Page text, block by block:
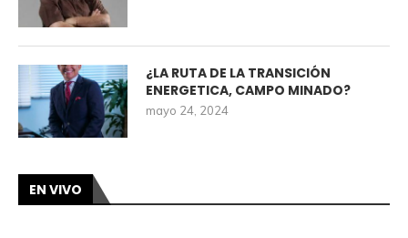
¿LA RUTA DE LA TRANSICIÓN
ENERGETICA, CAMPO MINADO?
mayo 24, 2024
EN VIVO